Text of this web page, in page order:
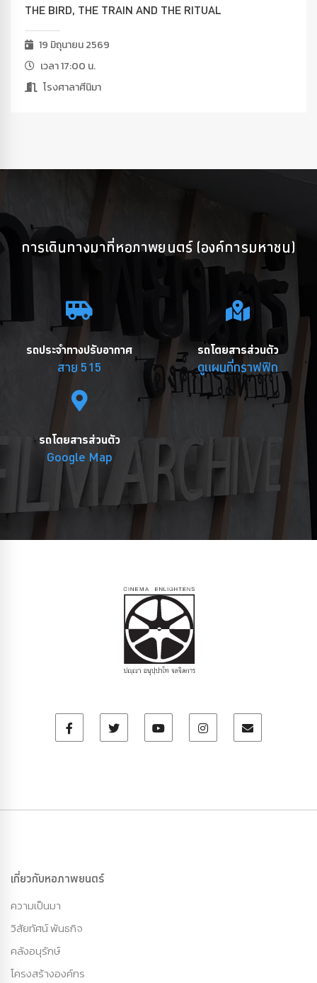
THE BIRD, THE TRAIN AND THE RITUAL
19 มิถุนายน 2569
เวลา 17:00 น.
โรงศาลาศีนิมา
การเดินทางมาที่หอภาพยนตร์ (องค์การมหาชน)
รถประจำทางปรับอากาศ
สาย 515
รถโดยสารส่วนตัว
ดูแผนที่กราฟฟิก
รถโดยสารส่วนตัว
Google Map
เกี่ยวกับหอภาพยนตร์
ความเป็นมา
วิสัยทัศน์ พันธกิจ
คลังอนุรักษ์
โครงสร้างองค์กร